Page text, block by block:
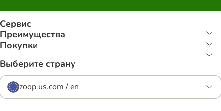
Сервис
Преимуществa
Покупки
Выберите страну
zooplus.com / en